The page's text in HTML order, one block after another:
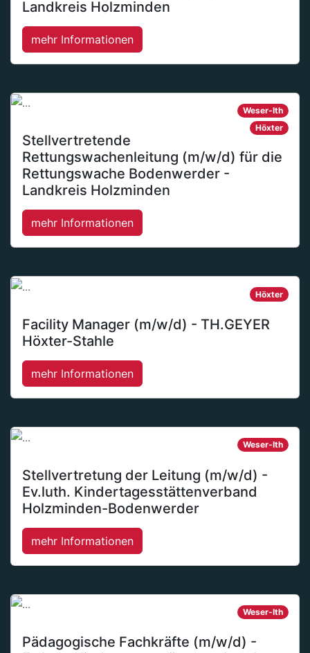
Landkreis Holzminden
mehr Informationen
Stellvertretende
Rettungswachenleitung (m/w/d) für die
Rettungswache Bodenwerder -
Landkreis Holzminden
Weser-Ith
Höxter
mehr Informationen
Facility Manager (m/w/d) - TH.GEYER
Höxter-Stahle
Höxter
mehr Informationen
Stellvertretung der Leitung (m/w/d) -
Ev.luth. Kindertagesstättenverband
Holzminden-Bodenwerder
Weser-Ith
mehr Informationen
Pädagogische Fachkräfte (m/w/d) -
Weser-Ith